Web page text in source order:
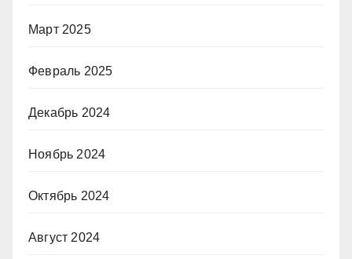
Март 2025
Февраль 2025
Декабрь 2024
Ноябрь 2024
Октябрь 2024
Август 2024